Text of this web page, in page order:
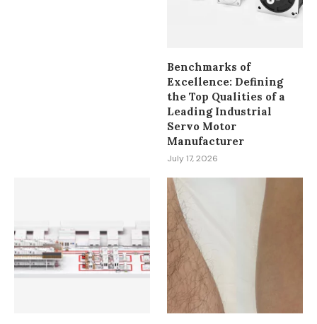
Benchmarks of
Excellence: Defining
the Top Qualities of a
Leading Industrial
Servo Motor
Manufacturer
July 17, 2026